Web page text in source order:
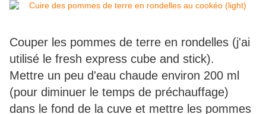
Couper les pommes de terre en rondelles (j'ai
utilisé le fresh express cube and stick).
Mettre un peu d'eau chaude environ 200 ml
(pour diminuer le temps de préchauffage)
dans le fond de la cuve et mettre les pommes